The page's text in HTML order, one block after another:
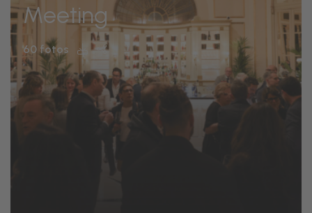
Meeting
60 fotos